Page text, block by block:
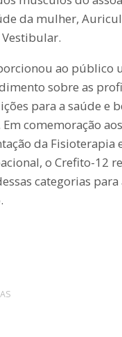
da mulher,
ao público
sobre as
para a saúde e
comemoração
da Fisioterapia
o Crefito-12
categorias para